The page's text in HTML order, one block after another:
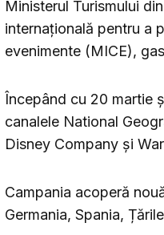
Ministerul Turismului
internațională pentru a
evenimente (MICE),
Începând cu 20 martie
canalele National
Disney Company și
Campania acoperă
Germania, Spania,